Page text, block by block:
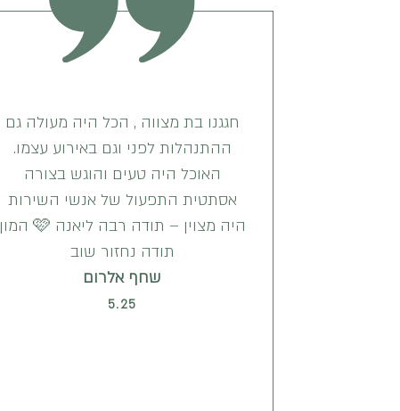
חגגנו בת מצווה , הכל היה מעולה גם
ההתנהלות לפני וגם באירוע עצמו.
האוכל היה טעים והוגש בצורה
אסתטית התפעול של אנשי השירות
היה מצוין – תודה רבה ליאנה 🩷 המון
תודה נחזור שוב
שחף אלרום
5.25